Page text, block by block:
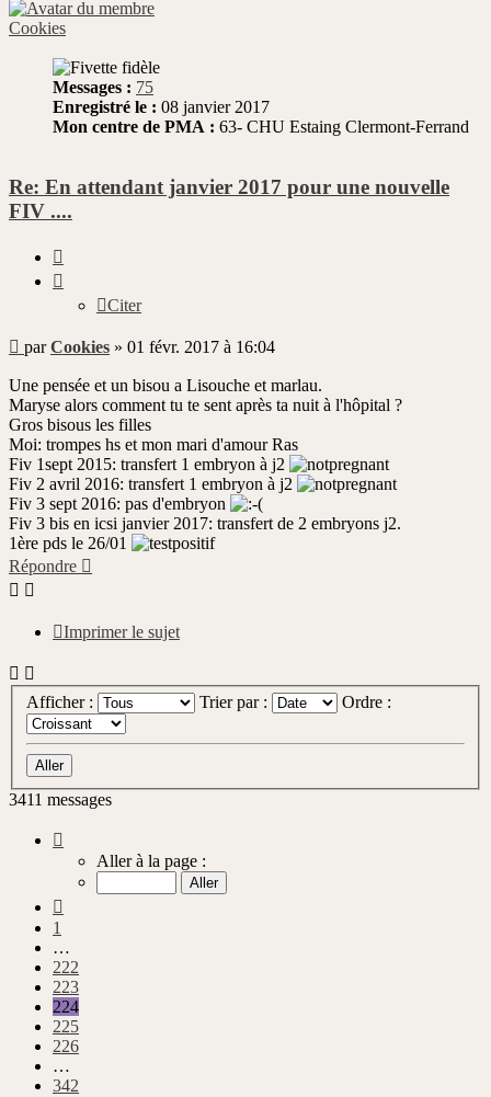
Cookies
Messages : 75
Enregistré le : 08 janvier 2017
Mon centre de PMA : 63- CHU Estaing Clermont-Ferrand
Re: En attendant janvier 2017 pour une nouvelle
FIV ....
Citer
Message
non
lu
parCookies » 01 févr. 2017 à 16:04
Une pensée et un bisou a Lisouche et marlau.
Maryse alors comment tu te sent après ta nuit à l'hôpital ?
Gros bisous les filles
Moi: trompes hs et mon mari d'amour Ras
Fiv 1sept 2015: transfert 1 embryon à j2
Fiv 2 avril 2016: transfert 1 embryon à j2
Fiv 3 sept 2016: pas d'embryon
Fiv 3 bis en icsi janvier 2017: transfert de 2 embryons j2.
1ère pds le 26/01
Répondre
Imprimer le sujet
Afficher : Trier par : Ordre :
3411 messages
224
sur
Aller à la page :
1
…
222
223
224
225
226
…
342